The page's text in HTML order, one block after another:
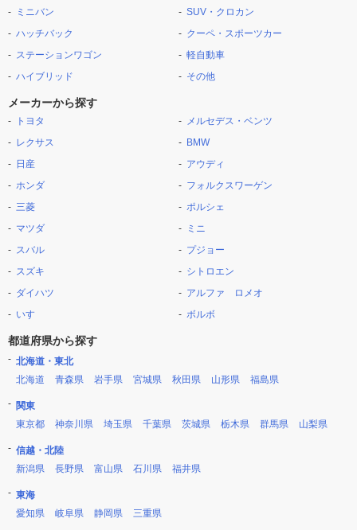
ミニバン
ハッチバック
ステーションワゴン
ハイブリッド
SUV・クロカン
クーペ・スポーツカー
軽自動車
その他
メーカーから探す
トヨタ
レクサス
日産
ホンダ
三菱
マツダ
スバル
スズキ
ダイハツ
いすゞ
メルセデス・ベンツ
BMW
アウディ
フォルクスワーゲン
ポルシェ
ミニ
プジョー
シトロエン
アルファ ロメオ
ボルボ
都道府県から探す
北海道・東北
北海道
青森県 岩手県 宮城県 秋田県 山形県 福島県
関東
東京都
神奈川県 埼玉県 千葉県 茨城県 栃木県 群馬県 山梨県
信越・北陸
新潟県
長野県 富山県 石川県 福井県
東海
愛知県
岐阜県 静岡県 三重県